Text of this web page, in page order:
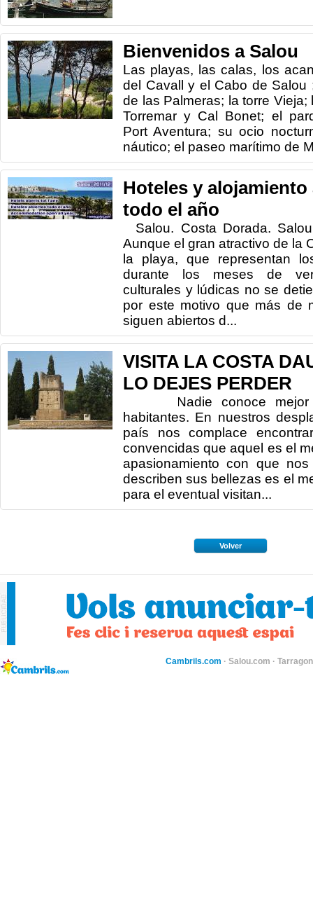
Bienvenidos a Salou
Las playas, las calas, los
del Cavall y el Cabo de
de las Palmeras; la torre
Torremar y Cal Bonet; el
Port Aventura; su ocio
náutico; el paseo marítimo de
Hoteles y
todo el año
Salou. Costa Dorada.
Aunque el gran atractivo de la
la playa, que representan
durante los meses de
culturales y lúdicas no se
por este motivo que más de
siguen abiertos d...
VISITA LA COSTA
LO DEJES PERDER
Nadie conoce mejor
habitantes. En nuestros
país nos complace
convencidas que aquel es el
apasionamiento con que
describen sus bellezas es el
para el eventual visitan...
Volver
Cambrils.com · Salou.com ·